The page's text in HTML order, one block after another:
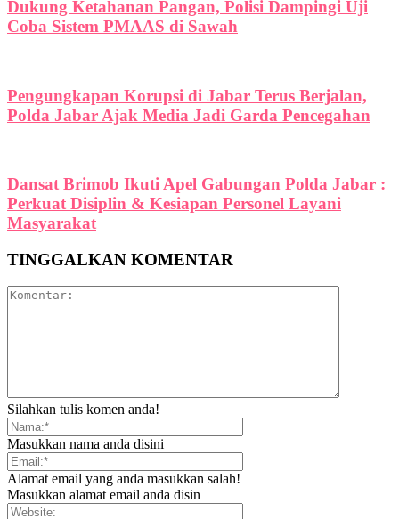
Dukung Ketahanan Pangan, Polisi Dampingi Uji
Coba Sistem PMAAS di Sawah
Pengungkapan Korupsi di Jabar Terus Berjalan,
Polda Jabar Ajak Media Jadi Garda Pencegahan
Dansat Brimob Ikuti Apel Gabungan Polda Jabar :
Perkuat Disiplin & Kesiapan Personel Layani
Masyarakat
TINGGALKAN KOMENTAR
Silahkan tulis komen anda!
Masukkan nama anda disini
Alamat email yang anda masukkan salah!
Masukkan alamat email anda disin